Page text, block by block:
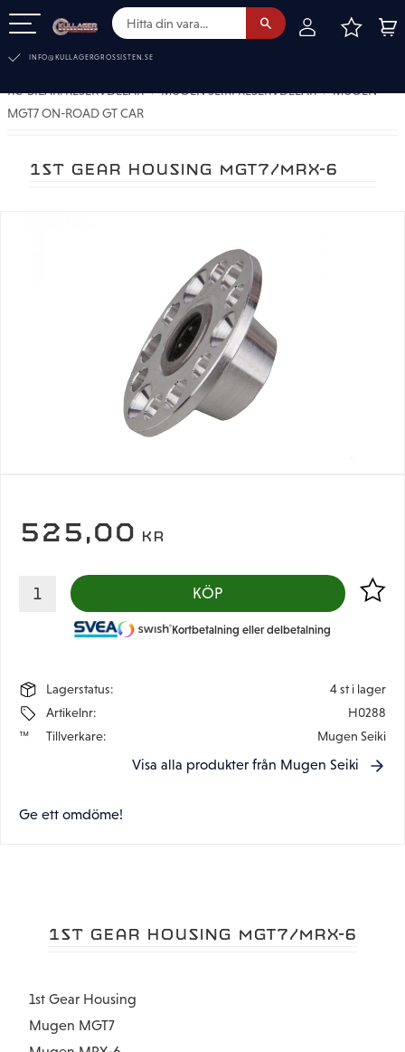
INFO@KULLAGERGROSSISTEN.SE
RC-BILAR. RESERVDELAR MUGEN SEIKI RESERVDELAR
MUGEN
MGT7 ON-ROAD GT CAR
1ST GEAR HOUSING MGT7/MRX-6
525,00 KR
KÖP Lägg
Kortbetalning eller delbetalning
Lagerstatus
4 st i lager
Artikelnr
H0288
Tillverkare
Mugen Seiki
Visa alla produkter från Mugen Seiki
Ge ett omdöme!
1ST GEAR HOUSING MGT7/MRX-6
1st Gear Housing
Mugen MGT7